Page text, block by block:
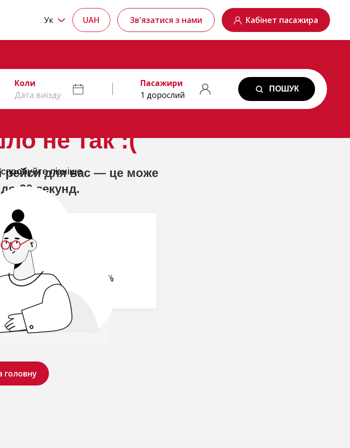
не так :(
пізніше
головну
Ук UAH Зв'язатися з нами Кабінет пасажира
Коли
Дата виїзду
Пасажири
1 дорослий
ПОШУК
рейси для вас — це може
20 секунд.
19%